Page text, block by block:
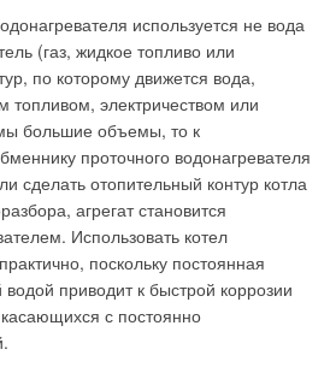
используется не вода
(газ, жидкое топливо или
по которому движется вода,
топливом, электричеством или
большие объемы, то к
проточного водонагревателя
сделать отопительный контур котла
агрегат становится
Использовать котел
поскольку постоянная
водой приводит к быстрой коррозии
с постоянно
которая также идет на нагрев.
традиционным способом,
по природе своей —
и зависят от точки отсчета. Если за
пара, то наличие любых других
обуславливающих дополнительные
будут прибавляться к ней. Если же
всю энергию, выделяющуюся при
получатся не такие эффектные
теплоты конденсации. Поэтому
целях используют лишь те
показателей, которые
выгодном свете.
%.
недосчитали за месяц 92 м3
воды. Возможно ли такие
утечкам за пределами
воды за месяц (средний расход 340
вряд ли осталась бы
Водосчетчики в разное время суток
диапазоне расходов, так и при
Московского государственного
[5] показали, что расход воды в
квартире имеет дискретный